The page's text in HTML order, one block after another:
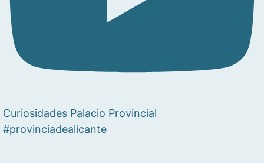
Curiosidades Palacio Provincial
#provinciadealicante